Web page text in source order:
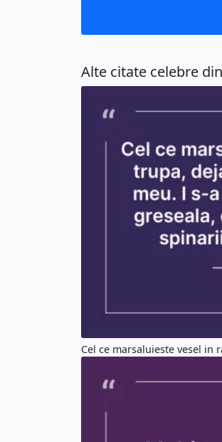
Alte citate celebre din
Cel ce marsaluieste vesel in